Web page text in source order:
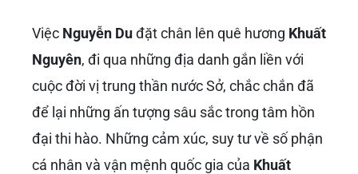
Việc Nguyễn Duđặt chân lên quê hương Khuất
Nguyên, đi qua những địa danh gắn liền với
cuộc đời vị trung thần nước Sở, chắc chắn đã
để lại những ấn tượng sâu sắc trong tâm hồn
đại thi hào. Những cảm xúc, suy tư về số phận
cá nhân và vận mệnh quốc gia của Khuất